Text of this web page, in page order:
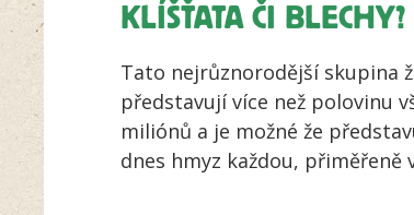
KLÍŠŤATA ČI
Tato nejrůznorodější skupina
představují více než polovinu
miliónů a je možné že
dnes hmyz každou, přiměřeně